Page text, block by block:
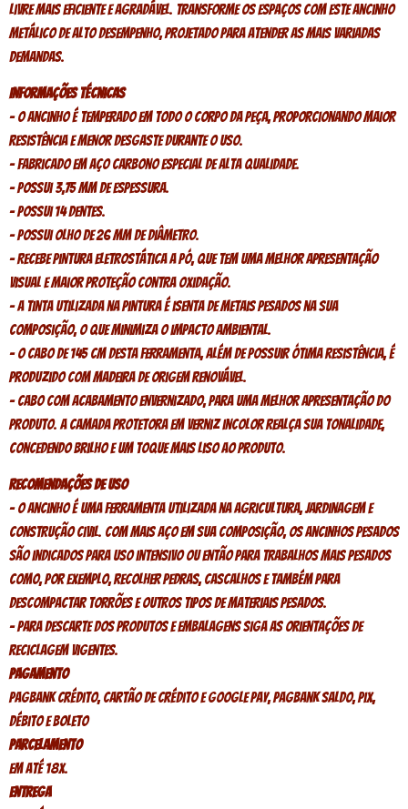
livre mais eficiente e agradável. Transforme os espaços com este ancinho
metálico de alto desempenho, projetado para atender as mais variadas
demandas.
Informações técnicas
– O ancinho é temperado em todo o corpo da peça, proporcionando maior
resistência e menor desgaste durante o uso.
– Fabricado em aço carbono especial de alta qualidade.
– Possui 3,75 mm de espessura.
– Possui 14 dentes.
– Possui olho de 26 mm de diâmetro.
– Recebe pintura eletrostática a pó, que tem uma melhor apresentação
visual e maior proteção contra oxidação.
– A tinta utilizada na pintura é isenta de metais pesados na sua
composição, o que minimiza o impacto ambiental.
– O cabo de 145 cm desta ferramenta, além de possuir ótima resistência, é
produzido com madeira de origem renovável.
– Cabo com acabamento envernizado, para uma melhor apresentação do
produto. A camada protetora em verniz incolor realça sua tonalidade,
concedendo brilho e um toque mais liso ao produto.
Recomendações de uso
– O ancinho é uma ferramenta utilizada na agricultura, jardinagem e
construção civil. Com mais aço em sua composição, os ancinhos pesados
são indicados para uso intensivo ou então para trabalhos mais pesados
como, por exemplo, recolher pedras, cascalhos e também para
descompactar torrões e outros tipos de materiais pesados.
– Para descarte dos produtos e embalagens siga as orientações de
reciclagem vigentes.
Pagamento
PagBank crédito, Cartão de crédito e Google Pay, PagBank saldo, Pix,
Débito e Boleto
Parcelamento
Em até 18x.
Entrega